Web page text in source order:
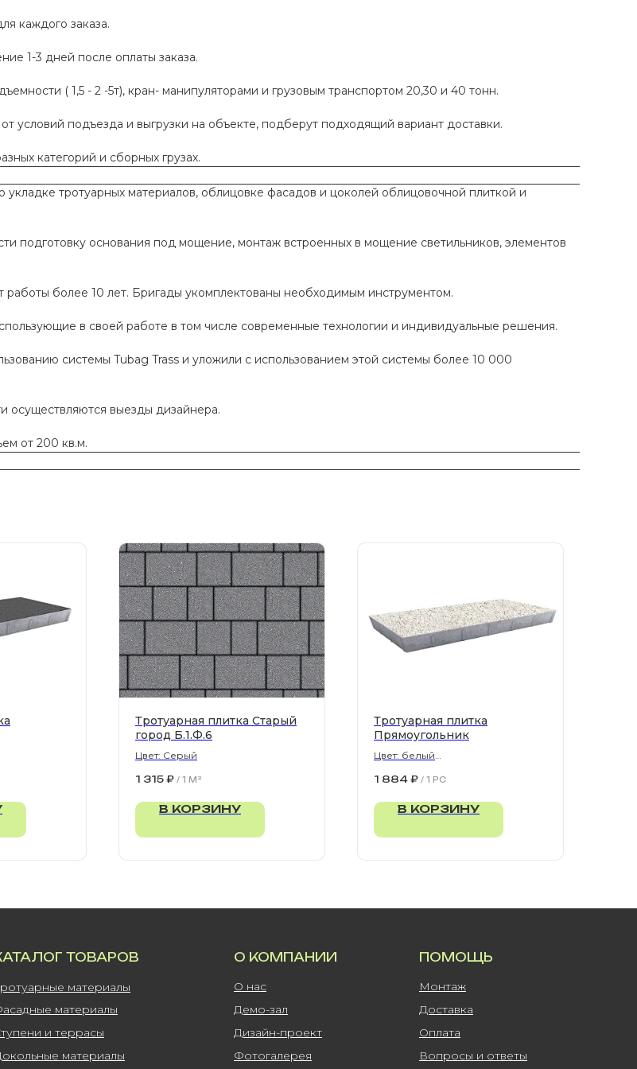
каждого заказа.
1-3 дней после оплаты заказа.
( 1,5 - 2 -5т), кран- манипуляторами и грузовым транспортом 20,30 и 40 тонн.
условий подъезда и выгрузки на объекте, подберут подходящий вариант доставки.
категорий и сборных грузах.
тротуарных материалов, облицовке фасадов и цоколей облицовочной плиткой и
подготовку основания под мощение, монтаж встроенных в мощение светильников, элементов
более 10 лет. Бригады укомплектованы необходимым инструментом.
в своей работе в том числе современные технологии и индивидуальные решения.
системы Tubag Trass и уложили с использованием этой системы более 10 000
осуществляются выезды дизайнера.
от 200 кв.м.
Тротуарная плитка Старый
город Б.1.Ф.6
Цвет: Серый
1 315 ₽ / 1 M²
В КОРЗИНУ
Тротуарная плитка
Прямоугольник
Цвет: белый
1 884 ₽ / 1 PC
В КОРЗИНУ
ТОВАРОВ
материалы
ПОМОЩЬ
О КОМПАНИИ
Вопросы и ответы
Оплата
Доставка
Монтаж
О нас
Фотогалерея
Дизайн-проект
материалы
и террасы
материалы Демо-зал